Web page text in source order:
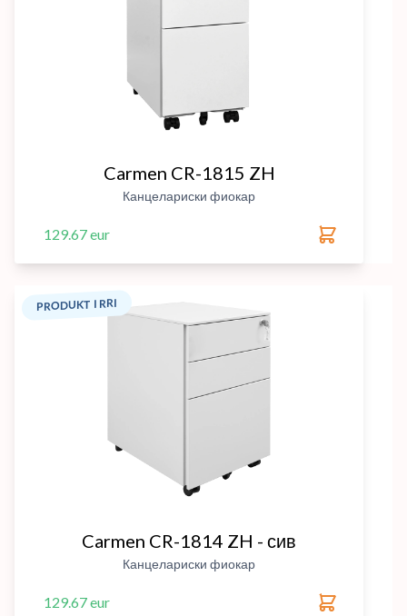
Carmen CR-1815 ZH
Канцелариски фиокар
129.67 eur
PRODUKT I RRI
Carmen CR-1814 ZH - сив
Канцелариски фиокар
129.67 eur